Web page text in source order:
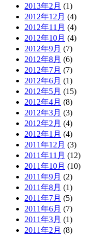
2013年2月 (1)
2012年12月 (4)
2012年11月 (4)
2012年10月 (4)
2012年9月 (7)
2012年8月 (6)
2012年7月 (7)
2012年6月 (1)
2012年5月 (15)
2012年4月 (8)
2012年3月 (3)
2012年2月 (4)
2012年1月 (4)
2011年12月 (3)
2011年11月 (12)
2011年10月 (10)
2011年9月 (2)
2011年8月 (1)
2011年7月 (5)
2011年6月 (7)
2011年3月 (1)
2011年2月 (8)